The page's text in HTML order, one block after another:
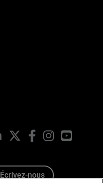
LinkedIn FacebookInstagramYouTube
Écrivez-nous